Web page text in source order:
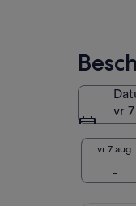
vr
vr 7 aug.
-